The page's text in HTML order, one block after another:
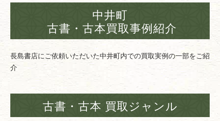
中井町
古書・古本買取事例紹介
長島書店にご依頼いただいた中井町内での買取実例の一部をご紹
介
古書・古本 買取ジャンル